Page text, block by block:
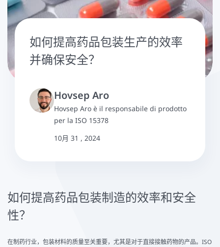
如何提高药品包装生产的效率
并确保安全？
Hovsep Aro
Hovsep Aro è il responsabile di prodotto
per la ISO 15378
10月 31 , 2024
如何提高药品包装制造的效率和安全
性？
在制药行业，包装材料的质量至关重要，尤其是对于直接接触药物的产品。ISO